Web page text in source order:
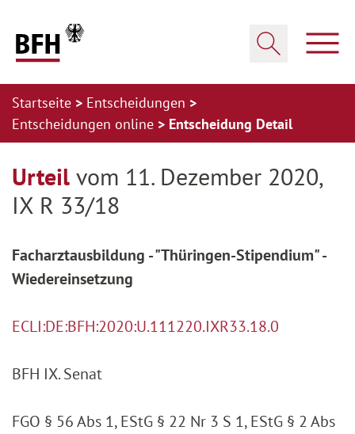
Startseite
Entscheidungen
Entscheidungen online
Entscheidung Detail
Urteil vom 11. Dezember 2020,
IX R 33/18
Facharztausbildung - "Thüringen-Stipendium" -
Wiedereinsetzung
ECLI:DE:BFH:2020:U.111220.IXR33.18.0
BFH IX. Senat
FGO § 56 Abs 1, EStG § 22 Nr 3 S 1, EStG § 2 Abs